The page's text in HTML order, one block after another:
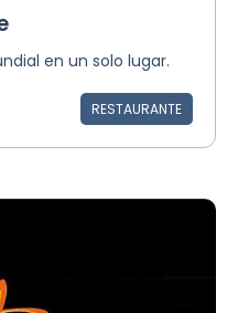
en un solo lugar.
RESTAURANTE